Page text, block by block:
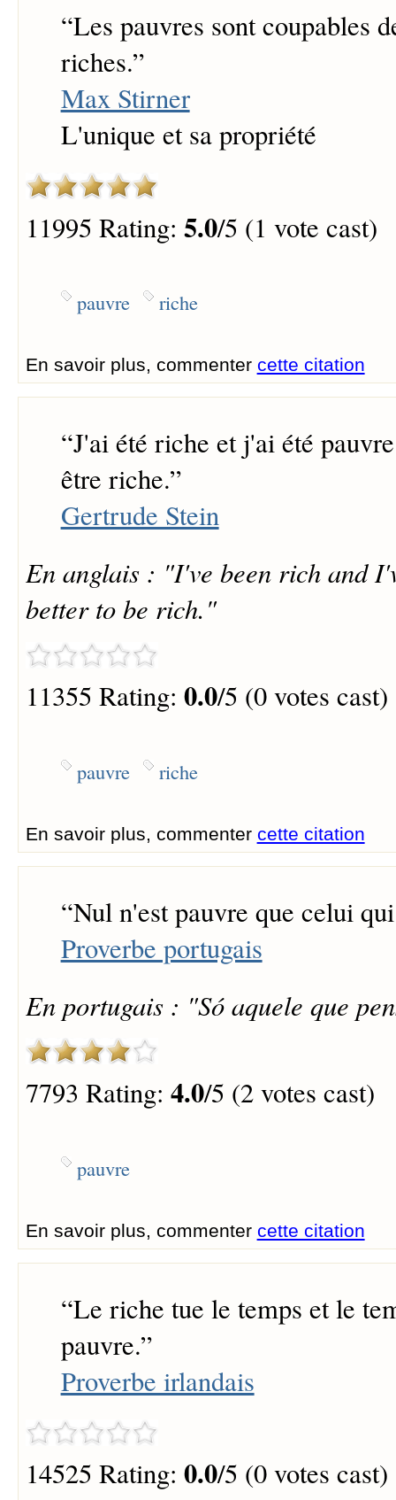
“Les pauvres sont coupables
riches.”
Max Stirner
L'unique et sa propriété
11995 Rating: 5.0/5 (1 vote cast)
pauvre riche
En savoir plus, commenter cette citation
“J'ai été riche et j'ai été
être riche.”
Gertrude Stein
En anglais : "I've been rich and
better to be rich."
11355 Rating: 0.0/5 (0 votes cast)
pauvre riche
En savoir plus, commenter cette citation
“Nul n'est pauvre que celui
Proverbe portugais
En portugais : "Só aquele que
7793 Rating: 4.0/5 (2 votes cast)
pauvre
En savoir plus, commenter cette citation
“Le riche tue le temps et le
pauvre.”
Proverbe irlandais
14525 Rating: 0.0/5 (0 votes cast)